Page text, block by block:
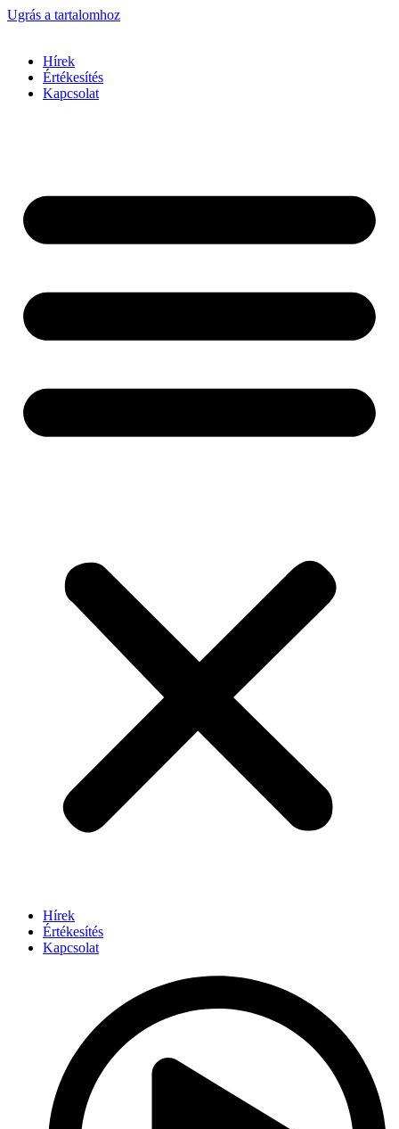
Ugrás a tartalomhoz
Hírek
Értékesítés
Kapcsolat
Hírek
Értékesítés
Kapcsolat